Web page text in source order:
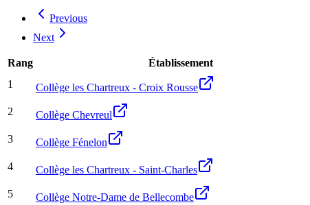
Previous
Next
Rang Établissement
1
Collège les Chartreux - Croix Rousse
2 Collège Chevreul
3 Collège Fénelon
4 Collège les Chartreux - Saint-Charles
5 Collège Notre-Dame de Bellecombe